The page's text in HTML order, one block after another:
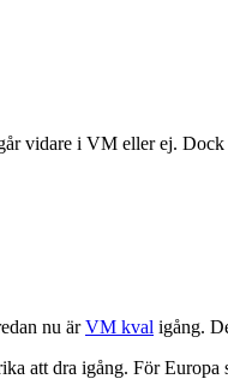
vidare i VM eller ej.
nu ärVM kval igång.
att dra igång. För